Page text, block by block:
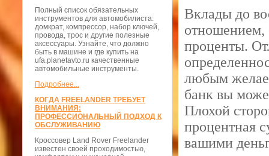
Полный список обязательных
инструментов для автомобилиста:
домкрат, компрессор, набор ключей,
провода, трос и другие полезные
аксессуары. Узнайте, что должно
быть в машине и где купить на
ufa.planetavto.ru качественные
автомобильные инструменты.
Подробнее...
КОГДА FREELANDER ТРЕБУЕТ
ВНИМАНИЯ:
ПРОФЕССИОНАЛЬНЫЙ ПОДХОД К
ОБСЛУЖИВАНИЮ
Кроссовер Land Rover Freelander
известен своей проходимостью,
Вклады до
отношением,
проценты.
любым
банк вы
Плохой
процентная
вашими